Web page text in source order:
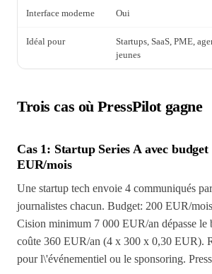
Interface moderne Oui
Idéal pour
Startups, SaaS, PME,
jeunes
Trois cas où PressPilot gagne
Cas 1: Startup Series A avec budget
EUR/mois
Une startup tech envoie 4 communiqués
journalistes chacun. Budget: 200 EUR/
Cision minimum 7 000 EUR/an dépasse le
coûte 360 EUR/an (4 x 300 x 0,30 EUR).
pour l\'événementiel ou le sponsoring.